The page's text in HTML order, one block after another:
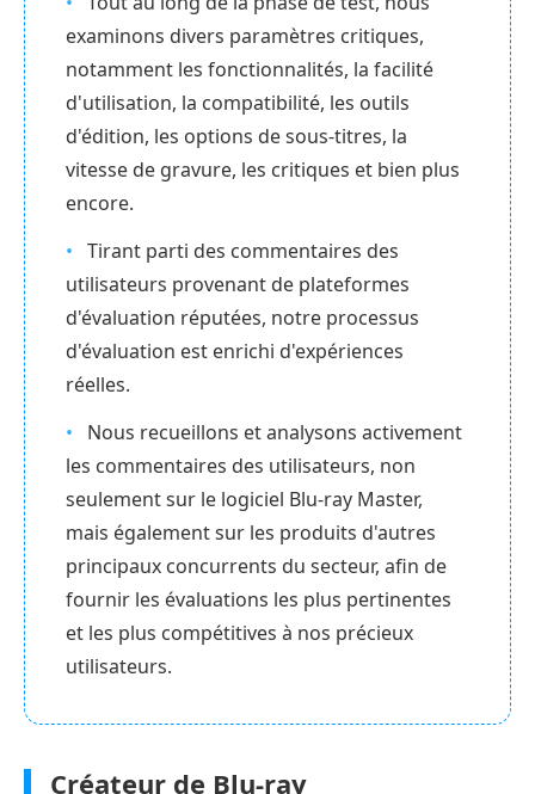
examinons divers paramètres critiques,
notamment les fonctionnalités, la facilité
d'utilisation, la compatibilité, les outils
d'édition, les options de sous-titres, la
vitesse de gravure, les critiques et bien plus
encore.
Tirant parti des commentaires des
utilisateurs provenant de plateformes
d'évaluation réputées, notre processus
d'évaluation est enrichi d'expériences
réelles.
Nous recueillons et analysons activement
les commentaires des utilisateurs, non
seulement sur le logiciel Blu-ray Master,
mais également sur les produits d'autres
principaux concurrents du secteur, afin de
fournir les évaluations les plus pertinentes
et les plus compétitives à nos précieux
utilisateurs.
Créateur de Blu-ray